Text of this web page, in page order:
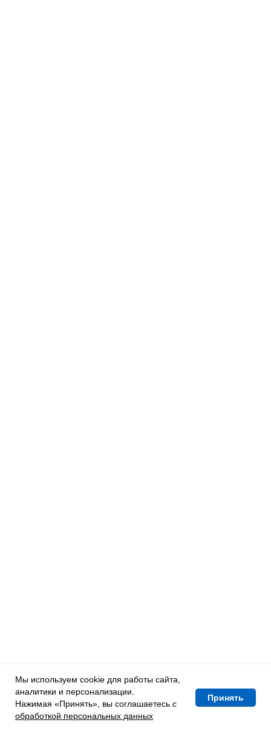
Мы используем cookie для работы сайта,
аналитики и персонализации.
Нажимая «Принять», вы соглашаетесь с
обработкой персональных данных
Принять